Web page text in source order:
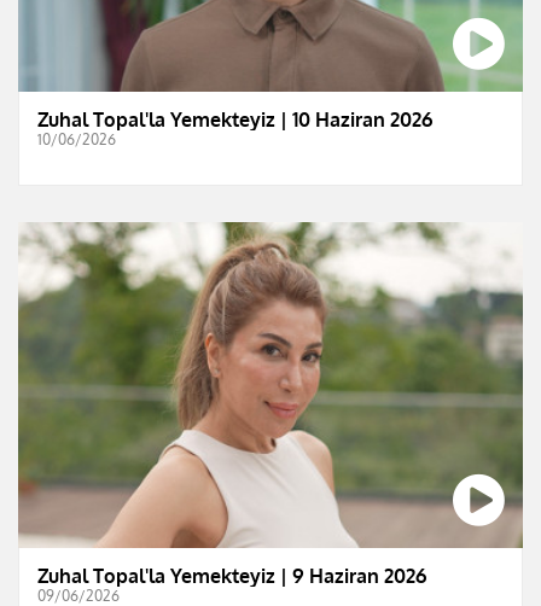
Zuhal Topal'la Yemekteyiz | 10 Haziran 2026
10/06/2026
Zuhal Topal'la Yemekteyiz | 9 Haziran 2026
09/06/2026